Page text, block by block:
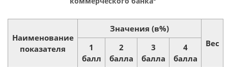
Наименование
показателя
Значения (в%)
Вес
1
балл
2
балла
3
балла
4
балла